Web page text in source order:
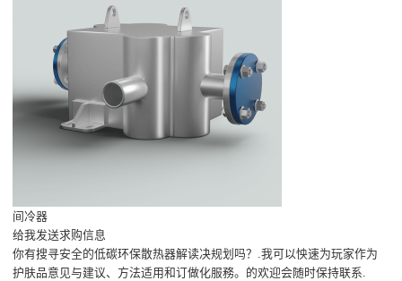
间冷器
给我发送求购信息
你有搜寻安全的低碳环保散热器解读决规划吗？.我可以怏速为玩家作为
护肤品意见与建议、方法适用和订做化服務。的欢迎会随时保持联系.